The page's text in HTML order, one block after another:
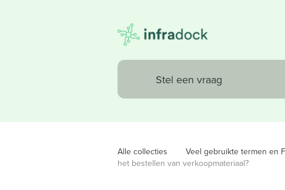
Alle collecties Veel gebruikte termen en
het bestellen van verkoopmateriaal?